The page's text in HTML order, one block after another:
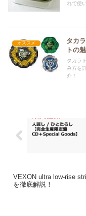
れで使
オススメ
タカ
トの
タカラ
み方を
介！
VEXON ultra low-rise
を徹底解説！